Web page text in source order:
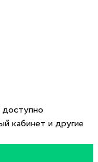
доступно
кабинет и другие